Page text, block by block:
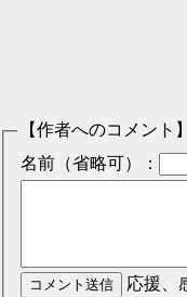
【作者へのコメント】
名前（省略可）：
応援、